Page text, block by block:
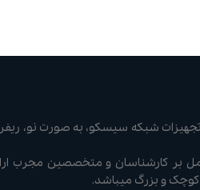
شبکه سیسکو، به صورت نو،
با سامان‌دهی کادری ۳۰ نفره مشتمل بر کارشناسان و
کوچک و بزرگ میباشد.